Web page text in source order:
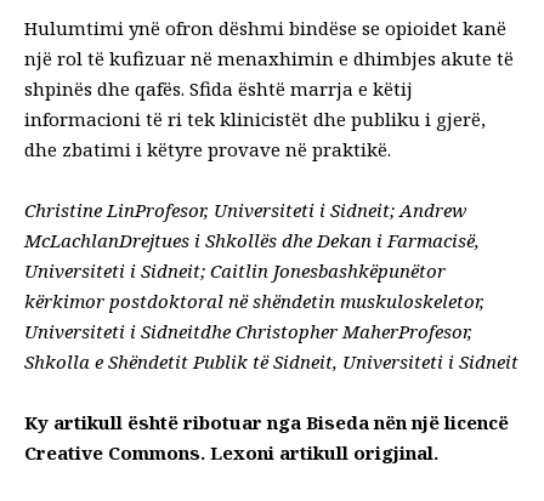
Hulumtimi ynë ofron dëshmi bindëse se opioidet kanë
një rol të kufizuar në menaxhimin e dhimbjes akute të
shpinës dhe qafës. Sfida është marrja e këtij
informacioni të ri tek klinicistët dhe publiku i gjerë,
dhe zbatimi i këtyre provave në praktikë.
Christine LinProfesor, Universiteti i Sidneit;Andrew
McLachlanDrejtues i Shkollës dhe Dekan i Farmacisë,
Universiteti i Sidneit; Caitlin Jonesbashkëpunëtor
kërkimor postdoktoral në shëndetin muskuloskeletor,
Universiteti i Sidneitdhe Christopher MaherProfesor,
Shkolla e Shëndetit Publik të Sidneit, Universiteti i Sidneit
Ky artikull është ribotuar nga Bisedanën një licencë
Creative Commons. Lexoni artikull origjinal.